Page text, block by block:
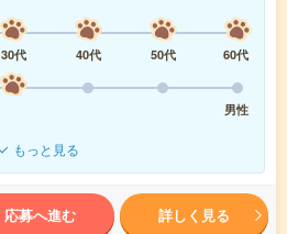
30代 40代 50代
60代
男性
もっと見る
応募へ進む 詳しく見る